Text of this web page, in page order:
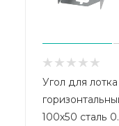
Угол для лотка
100х50 сталь